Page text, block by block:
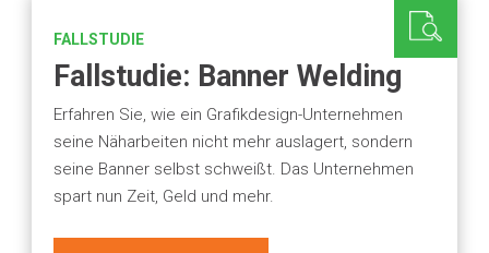
FALLSTUDIE
Fallstudie: Banner Welding
Erfahren Sie, wie ein Grafikdesign-Unternehmen
seine Näharbeiten nicht mehr auslagert, sondern
seine Banner selbst schweißt. Das Unternehmen
spart nun Zeit, Geld und mehr.